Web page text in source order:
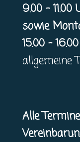
9.00 – 11.00
sowie
15.00 –
allgemeine
Alle